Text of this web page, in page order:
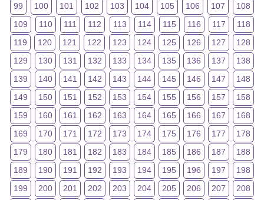
99
100 101 102 103 104 105 106 107
108
109
110 111 112 113 114 115 116 117
118
119
120 121 122 123 124 125 126 127
128
129
130 131 132 133 134 135 136 137
138
139
140 141 142 143 144 145 146 147
148
149
150 151 152 153 154 155 156 157
158
159
160 161 162 163 164 165 166 167
168
169
170 171 172 173 174 175 176 177
178
179
180 181 182 183 184 185 186 187
188
189
190 191 192 193 194 195 196 197
198
199
200 201 202 203 204 205 206 207 208